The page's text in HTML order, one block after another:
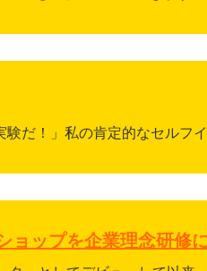
験だ！」私の肯定的なセルフ
ョップを企業理念研修